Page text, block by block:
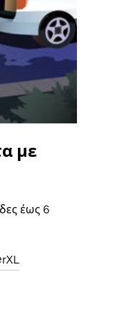
με
έως 6